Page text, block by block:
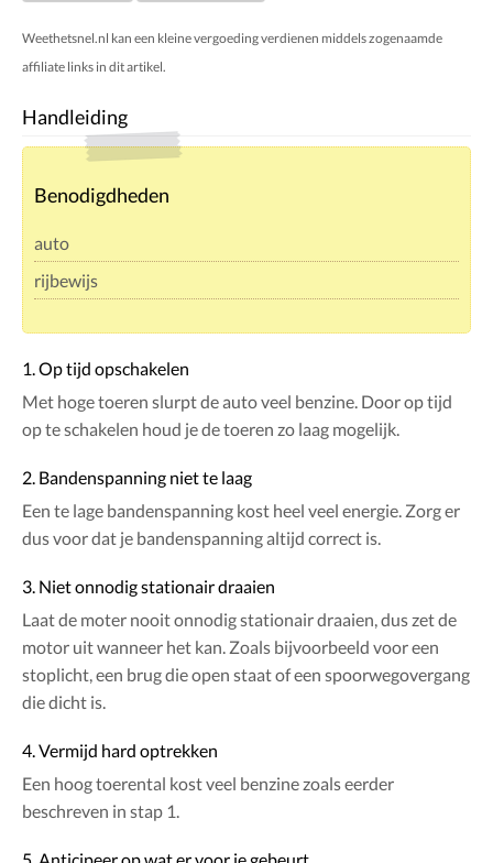
Weethetsnel.nl kan een kleine vergoeding verdienen middels zogenaamde
affiliate links in dit artikel.
Handleiding
Benodigdheden
auto
rijbewijs
1. Op tijd opschakelen
Met hoge toeren slurpt de auto veel benzine. Door op tijd
op te schakelen houd je de toeren zo laag mogelijk.
2. Bandenspanning niet te laag
Een te lage bandenspanning kost heel veel energie. Zorg er
dus voor dat je bandenspanning altijd correct is.
3. Niet onnodig stationair draaien
Laat de moter nooit onnodig stationair draaien, dus zet de
motor uit wanneer het kan. Zoals bijvoorbeeld voor een
stoplicht, een brug die open staat of een spoorwegovergang
die dicht is.
4. Vermijd hard optrekken
Een hoog toerental kost veel benzine zoals eerder
beschreven in stap 1.
5. Anticipeer op wat er voor je gebeurt